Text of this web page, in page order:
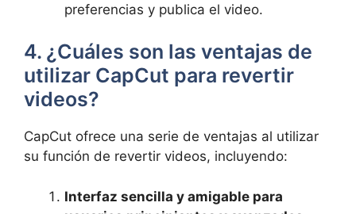
preferencias y publica el video.
4. ¿Cuáles son las ventajas de
utilizar CapCut para revertir
videos?
CapCut ofrece una serie de ventajas al utilizar
su función de revertir videos, incluyendo:
Interfaz sencilla y amigable para